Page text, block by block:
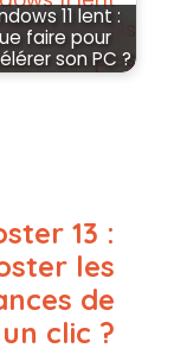
11 lent :
faire pour
son PC ?
13 :
les
de
clic ?